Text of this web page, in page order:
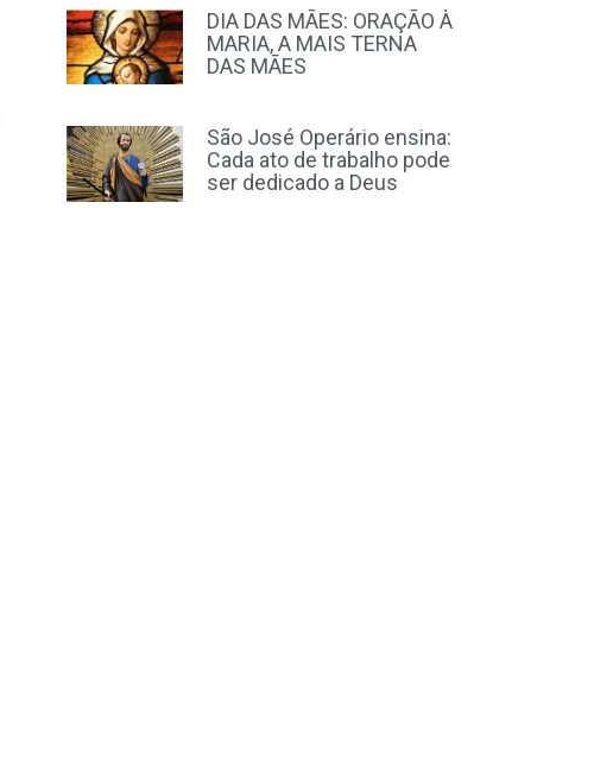
DIA DAS MÃES: ORAÇÃO À
MARIA, A MAIS TERNA
DAS MÃES
São José Operário ensina:
Cada ato de trabalho pode
ser dedicado a Deus